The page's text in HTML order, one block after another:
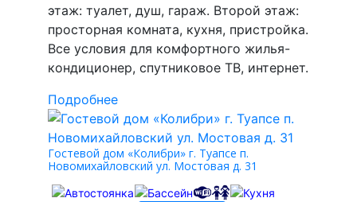
этаж: туалет, душ, гараж. Второй этаж:
просторная комната, кухня, пристройка.
Все условия для комфортного жилья-
кондиционер, спутниковое ТВ, интернет.
Подробнее
Гостевой дом «Колибри» г. Туапсе п.
Новомихайловский ул. Мостовая д. 31